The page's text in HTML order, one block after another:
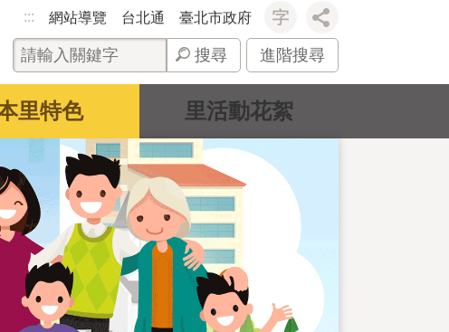
::: 網站導覽 台北通 臺北市政府
搜尋 進階搜尋
里特色 里活動花絮